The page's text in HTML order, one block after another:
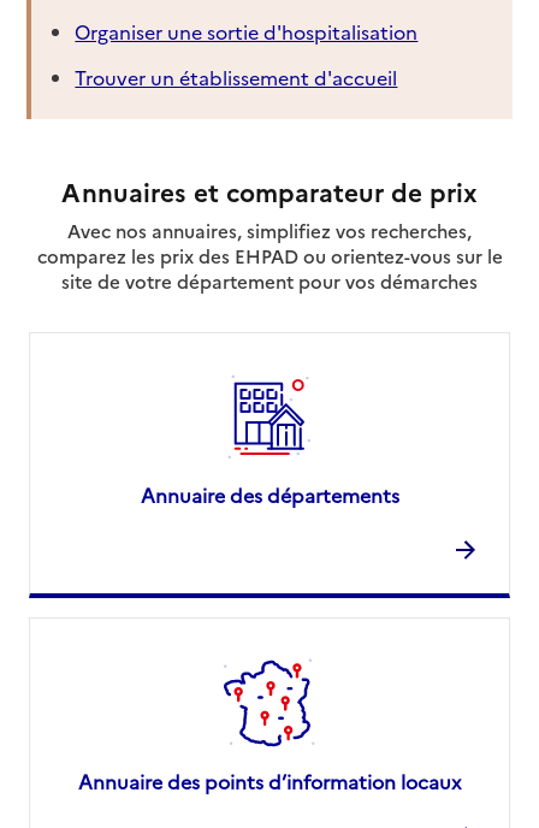
Organiser une sortie d'hospitalisation
Trouver un établissement d'accueil
Annuaires et comparateur de prix
Avec nos annuaires, simplifiez vos recherches,
comparez les prix des EHPAD ou orientez-vous sur le
site de votre département pour vos démarches
Annuaire des départements
Annuaire des points d’information locaux